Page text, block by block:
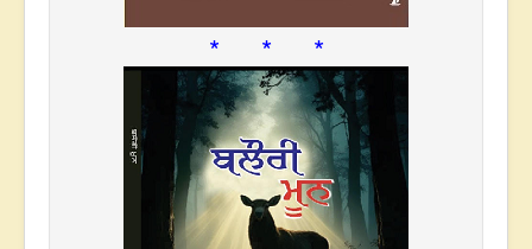
* * *